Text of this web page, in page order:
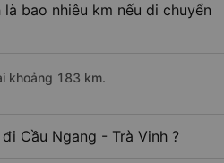
bao nhiêu km nếu di chuyển
khoảng 183 km.
Cầu Ngang - Trà Vinh ?